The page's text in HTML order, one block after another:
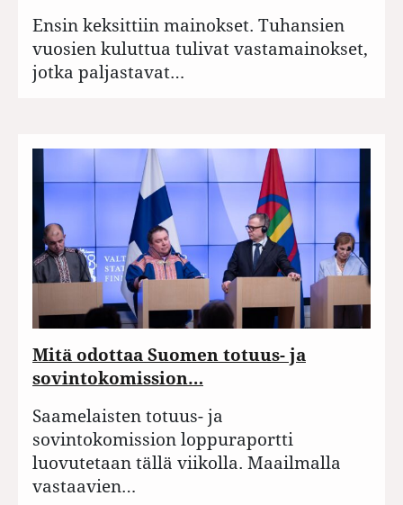
Ensin keksittiin mainokset. Tuhansien
vuosien kuluttua tulivat vastamainokset,
jotka paljastavat…
Mitä odottaa Suomen totuus- ja
sovintokomission…
Saamelaisten totuus- ja
sovintokomission loppuraportti
luovutetaan tällä viikolla. Maailmalla
vastaavien…